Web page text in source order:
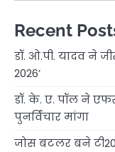
Recent
डॉ. ओ.पी. यादव ने
2026’
डॉ. के. ए. पॉल ने
पुनर्विचार मांगा
जोस बटलर बने